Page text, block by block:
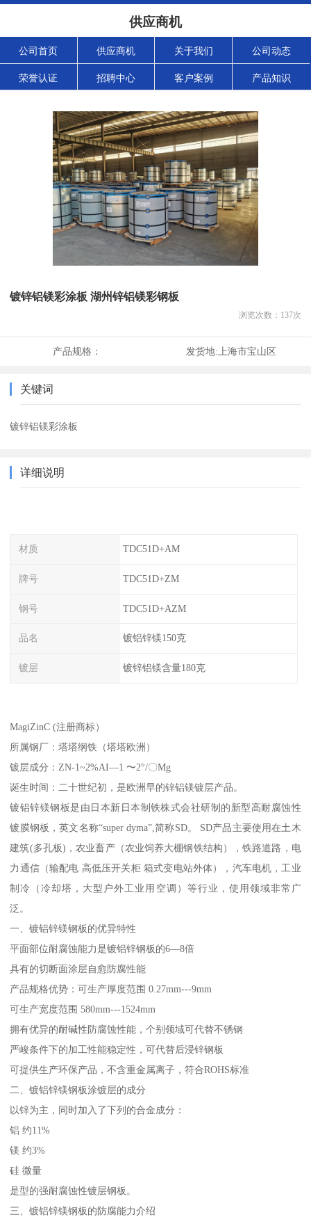
供应商机
公司首页 供应商机 关于我们 公司动态
荣誉认证 招聘中心 客户案例 产品知识
镀锌铝镁彩涂板 湖州锌铝镁彩钢板
浏览次数： 137次
产品规格： 发货地: 上海市宝山区
关键词
镀锌铝镁彩涂板
详细说明
材质 TDC51D+AM
牌号 TDC51D+ZM
钢号 TDC51D+AZM
品名 镀铝锌镁150克
镀层 镀锌铝镁含量180克
MagiZinC (注册商标）
所属钢厂：塔塔纲铁（塔塔欧洲）
镀层成分：ZN-1~2%AI—1 〜2°/〇Mg
诞生时间：二十世纪初，是欧洲早的锌铝镁镀层产品。
镀铝锌镁钢板是由日本新日本制铁株式会社研制的新型高耐腐蚀性
镀膜钢板，英文名称“super dyma”,简称SD。 SD产品主要使用在土木
建筑(多孔板)，农业畜产（农业饲养大棚钢铁结构），铁路道路，电
力通信（输配电 高低压开关柜 箱式变电站外体），汽车电机，工业
制冷（冷却塔，大型户外工业用空调）等行业，使用领域非常广
泛。
一、镀铝锌镁钢板的优异特性
平面部位耐腐蚀能力是镀铝锌钢板的6—8倍
具有的切断面涂层自愈防腐性能
产品规格优势：可生产厚度范围 0.27mm---9mm
可生产宽度范围 580mm---1524mm
拥有优异的耐碱性防腐蚀性能，个别领域可代替不锈钢
严峻条件下的加工性能稳定性，可代替后浸锌钢板
可提供生产环保产品，不含重金属离子，符合ROHS标准
二、镀铝锌镁钢板涂镀层的成分
以锌为主，同时加入了下列的合金成分：
铝 约11%
镁 约3%
硅 微量
是型的强耐腐蚀性镀层钢板。
三、镀铝锌镁钢板的防腐能力介绍